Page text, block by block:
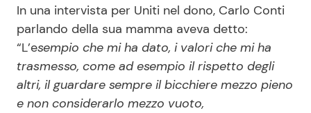
In una intervista per Uniti nel dono, Carlo Conti
parlando della sua mamma aveva detto:
“L’esempio che mi ha dato, i valori che mi ha
trasmesso, come ad esempio il rispetto degli
altri, il guardare sempre il bicchiere mezzo pieno
e non considerarlo mezzo vuoto,